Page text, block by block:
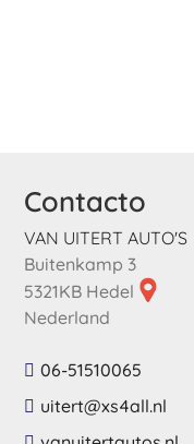
Contacto
VAN UITERT AUTO'S
Buitenkamp 3
5321KB Hedel
Nederland
06-51510065
​uitert​@​xs4all​.​nl​